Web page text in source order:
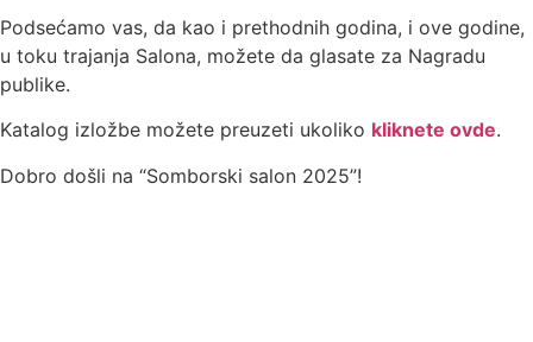
Podsećamo vas, da kao i prethodnih godina, i ove godine,
u toku trajanja Salona, možete da glasate za Nagradu
publike.
Katalog izložbe možete preuzeti ukoliko kliknete ovde.
Dobro došli na “Somborski salon 2025”!